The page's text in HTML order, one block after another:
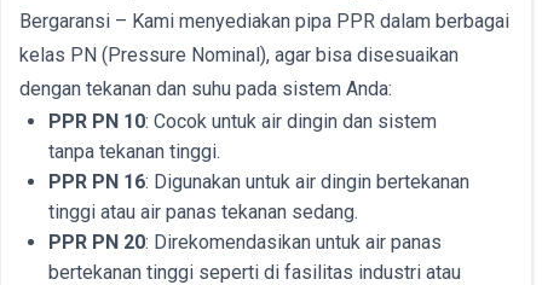
Bergaransi – Kami menyediakan pipa PPR dalam berbagai
kelas PN (Pressure Nominal), agar bisa disesuaikan
dengan tekanan dan suhu pada sistem Anda:
PPR PN 10: Cocok untuk air dingin dan sistem
tanpa tekanan tinggi.
PPR PN 16: Digunakan untuk air dingin bertekanan
tinggi atau air panas tekanan sedang.
PPR PN 20: Direkomendasikan untuk air panas
bertekanan tinggi seperti di fasilitas industri atau